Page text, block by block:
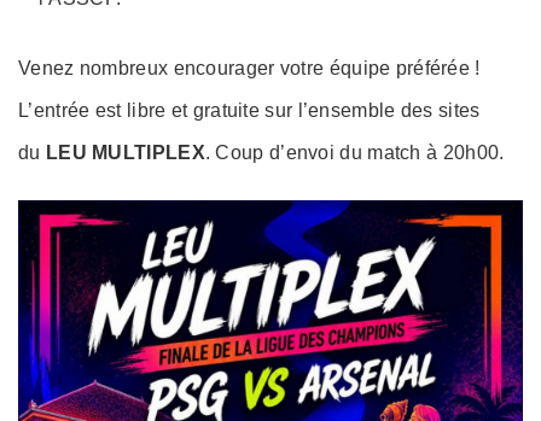
Venez nombreux encourager votre équipe préférée !
L’entrée est libre et gratuite sur l’ensemble des sites
du LEU MULTIPLEX. Coup d’envoi du match à 20h00.